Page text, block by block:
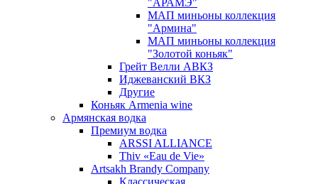
"АРАМЭ"
МАП миньоны коллекция
"Армина"
МАП миньоны коллекция
"Золотой коньяк"
Грейт Велли АВКЗ
Иджеванский ВКЗ
Другие
Коньяк Armenia wine
Армянская водка
Премиум водка
ARSSI ALLIANCE
Thiv «Eau de Vie»
Artsakh Brandy Company
Классическая